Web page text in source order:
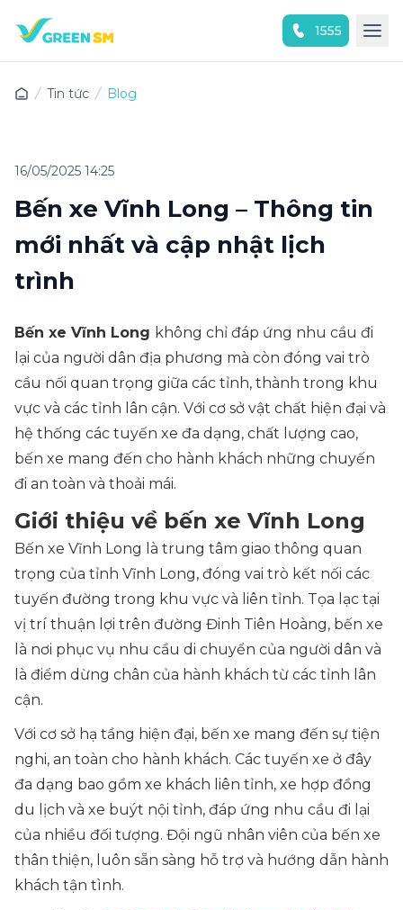
1555
Tin tức Blog
16/05/2025 14:25
Bến xe Vĩnh Long – Thông tin
mới nhất và cập nhật lịch
trình
Bến xe Vĩnh Long không chỉ đáp ứng nhu cầu đi
lại của người dân địa phương mà còn đóng vai trò
cầu nối quan trọng giữa các tỉnh, thành trong khu
vực và các tỉnh lân cận. Với cơ sở vật chất hiện đại và
hệ thống các tuyến xe đa dạng, chất lượng cao,
bến xe mang đến cho hành khách những chuyến
đi an toàn và thoải mái.
Giới thiệu về bến xe Vĩnh Long
Bến xe Vĩnh Long là trung tâm giao thông quan
trọng của tỉnh Vĩnh Long, đóng vai trò kết nối các
tuyến đường trong khu vực và liên tỉnh. Tọa lạc tại
vị trí thuận lợi trên đường Đinh Tiên Hoàng, bến xe
là nơi phục vụ nhu cầu di chuyển của người dân và
là điểm dừng chân của hành khách từ các tỉnh lân
cận.
Với cơ sở hạ tầng hiện đại, bến xe mang đến sự tiện
nghi, an toàn cho hành khách. Các tuyến xe ở đây
đa dạng bao gồm xe khách liên tỉnh, xe hợp đồng
du lịch và xe buýt nội tỉnh, đáp ứng nhu cầu đi lại
của nhiều đối tượng. Đội ngũ nhân viên của bến xe
thân thiện, luôn sẵn sàng hỗ trợ và hướng dẫn hành
khách tận tình.